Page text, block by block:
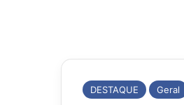
DESTAQUE Geral